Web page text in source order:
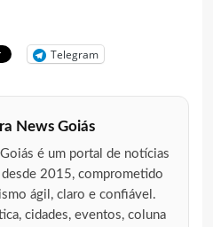
Telegram
News Goiás
é um portal de notícias
2015, comprometido
ágil, claro e confiável.
cidades, eventos, coluna